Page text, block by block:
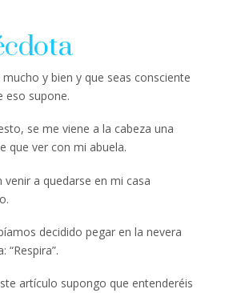
y bien y que seas consciente
eso supone.
se me viene a la cabeza una
que ver con mi abuela.
venir a quedarse en mi casa
decidido pegar en la nevera
“Respira”.
artículo supongo que entenderéis